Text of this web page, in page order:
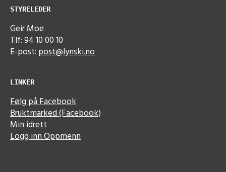
STYRELEDER
Geir Moe
Tlf: 94 10 00 10
E-post: post@lynski.no
LINKER
Følg på Facebook
Bruktmarked (Facebook)
Min idrett
Logg inn Oppmenn